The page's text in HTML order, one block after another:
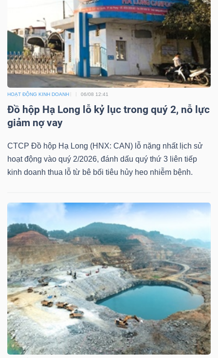
HOẠT ĐỘNG KINH DOANH 06/08 12:41
Đồ hộp Hạ Long lỗ kỷ lục trong quý 2, nỗ lực
giảm nợ vay
CTCP Đồ hộp Hạ Long (HNX: CAN) lỗ nặng nhất lịch sử
hoạt động vào quý 2/2026, đánh dấu quý thứ 3 liên tiếp
kinh doanh thua lỗ từ bê bối tiêu hủy heo nhiễm bệnh.